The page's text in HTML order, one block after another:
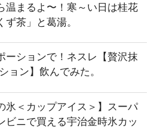
温まるよ〜！寒～い日は桂花
ず茶」と葛湯。
ーションで！ネスレ【贅沢抹
ョン】飲んでみた。
氷＜カップアイス＞】スーパ
ビニで買える宇治金時氷カッ